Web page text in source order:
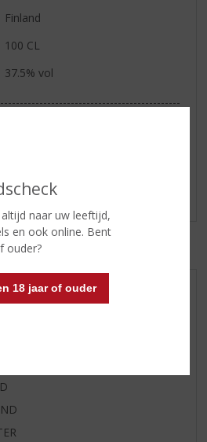
naar uw leeftijd,
en ook online. Bent
ouder?
18 jaar of ouder
Finland
100 CL
37.5% vol
geplaatst voor dit product